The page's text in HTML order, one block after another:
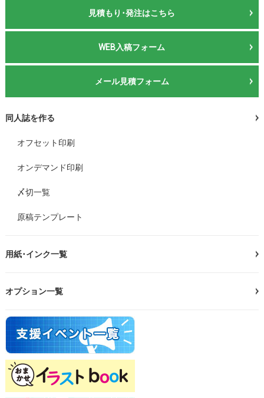
見積もり･発注はこちら
WEB入稿フォーム
メール見積フォーム
同人誌を作る
オフセット印刷
オンデマンド印刷
〆切一覧
原稿テンプレート
用紙･インク一覧
オプション一覧